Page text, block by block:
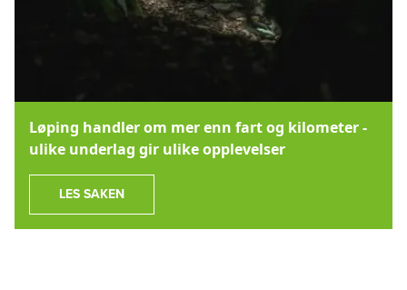
Løping handler om mer enn fart og kilometer -
ulike underlag gir ulike opplevelser
LES SAKEN